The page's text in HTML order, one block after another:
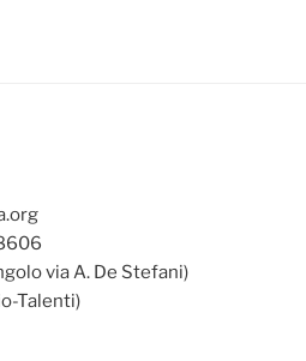
via A. De Stefani)
Talenti)